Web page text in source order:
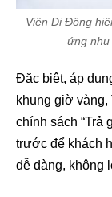
Viện Di Động
ứng nhu
Đặc biệt, áp
khung giờ
chính sách “Trả
trước để khách
dễ dàng, không